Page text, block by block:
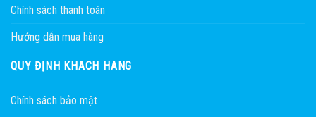
Chính sách thanh toán
Hướng dẫn mua hàng
QUY ĐỊNH KHÁCH HÀNG
Chính sách bảo mật